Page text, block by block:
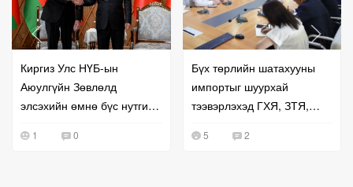
Киргиз Улс НҮБ-ын
Аюулгүйн Зөвлөлд
элсэхийн өмнө бүс нутгийн
эрчимжүүллээ
1 0
Бүх төрлийн шатахууны
импортыг шуурхай
тээвэрлэхэд ГХЯ, ЗТЯ,
5 2